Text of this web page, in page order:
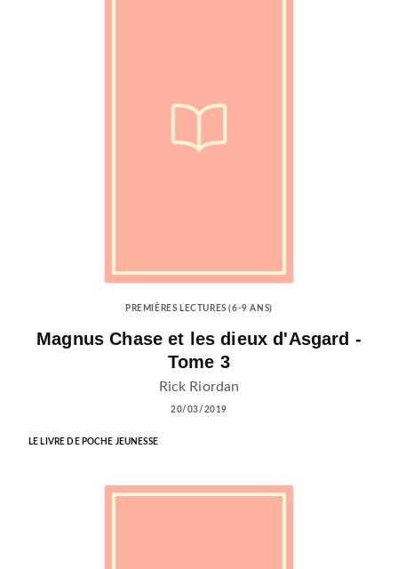
PREMIÈRES LECTURES (6-9 ANS)
Magnus Chase et les dieux d'Asgard -
Tome 3
Rick Riordan
20/03/2019
LE LIVRE DE POCHE JEUNESSE